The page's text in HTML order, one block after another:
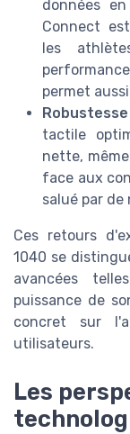
données
Connect
les
permet
tactile
nette,
face aux
salué par
Ces retours
1040 se
avancées
puissance de
concret sur
utilisateurs.
Les